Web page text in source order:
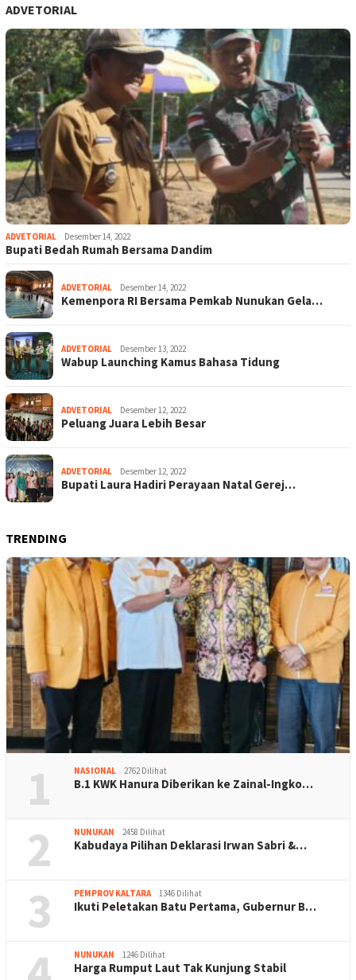
ADVETORIAL
ADVETORIAL Desember 14, 2022
Bupati Bedah Rumah Bersama Dandim
ADVETORIAL Desember 14, 2022
Kemenpora RI Bersama Pemkab Nunukan Gela…
ADVETORIAL Desember 13, 2022
Wabup Launching Kamus Bahasa Tidung
ADVETORIAL Desember 12, 2022
Peluang Juara Lebih Besar
ADVETORIAL Desember 12, 2022
Bupati Laura Hadiri Perayaan Natal Gerej…
TRENDING
1 NASIONAL 2762 Dilihat
B.1 KWK Hanura Diberikan ke Zainal-Ingko…
2 NUNUKAN 2458 Dilihat
Kabudaya Pilihan Deklarasi Irwan Sabri &…
3 PEMPROV KALTARA 1346 Dilihat
Ikuti Peletakan Batu Pertama, Gubernur B…
NUNUKAN 1246 Dilihat
Harga Rumput Laut Tak Kunjung Stabil